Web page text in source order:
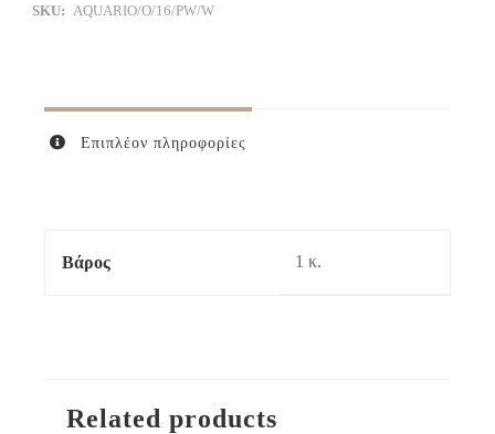
SKU: AQUARIO/O/16/PW/W
Επιπλέον πληροφορίες
Βάρος 1 κ.
Related products